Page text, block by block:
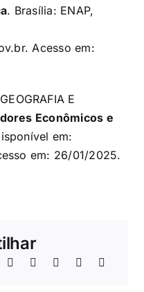
. Brasília: ENAP,
. Acesso em:
E
Econômicos e
em:
em: 26/01/2025.